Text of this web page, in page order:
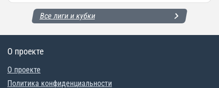
Все лиги и кубки
О проекте
О проекте
Политика конфиденциальности